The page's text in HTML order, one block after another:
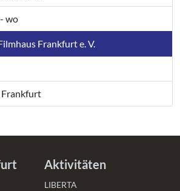
wo
Frankfurt e. V.
Frankfurt
Aktivitäten
LIBERTA